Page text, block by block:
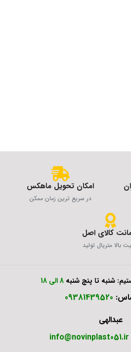
امکان تحویل ماهکس
در سریع ترین زمان ممکن
کالای اصل
بالا متریال تولید
شنبه تا پنچ شنبه 8 الی 18
09381439520
عبدالهی
info@novinplast051.ir